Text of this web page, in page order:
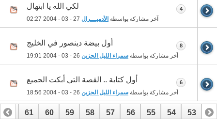
لكي الله يا ابتهال
آخر مشاركة بواسطة الأدميـــرال 02:27
4
أول بيضة دينصور في الخليج
آخر مشاركة بواسطة سمراء الليل الحزين 19:01
8
أول كتابة .. القصة التي أبكت الجميع
آخر مشاركة بواسطة سمراء الليل الحزين 18:56
6
52
53
54
55
56
57
58
59
60
61
62